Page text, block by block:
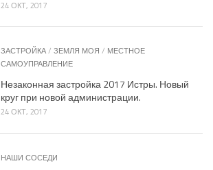
24 ОКТ, 2017
ЗАСТРОЙКА/ ЗЕМЛЯ МОЯ / МЕСТНОЕ
САМОУПРАВЛЕНИЕ
Незаконная застройка 2017 Истры. Новый
круг при новой администрации.
24 ОКТ, 2017
НАШИ СОСЕДИ